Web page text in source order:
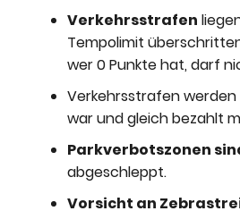
Verkehrsstrafen
Tempolimit
wer 0 Punkte hat, darf
Verkehrsstrafen werden
war und gleich bezahlt
Parkverbotszonen
abgeschleppt.
Vorsicht an